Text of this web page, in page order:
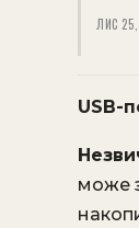
ЛИС
USB-
може